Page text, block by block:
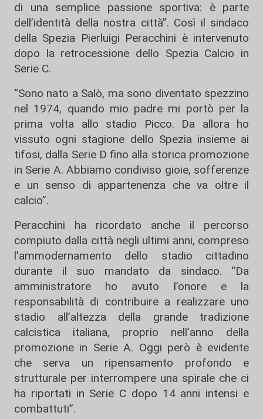
di una semplice passione sportiva: è parte
dell’identità della nostra città”. Così il sindaco
della Spezia Pierluigi Peracchini è intervenuto
dopo la retrocessione dello Spezia Calcio in
Serie C.
“Sono nato a Salò, ma sono diventato spezzino
nel 1974, quando mio padre mi portò per la
prima volta allo stadio Picco. Da allora ho
vissuto ogni stagione dello Spezia insieme ai
tifosi, dalla Serie D fino alla storica promozione
in Serie A. Abbiamo condiviso gioie, sofferenze
e un senso di appartenenza che va oltre il
calcio”.
Peracchini ha ricordato anche il percorso
compiuto dalla città negli ultimi anni, compreso
l’ammodernamento dello stadio cittadino
durante il suo mandato da sindaco. “Da
amministratore ho avuto l’onore e la
responsabilità di contribuire a realizzare uno
stadio all’altezza della grande tradizione
calcistica italiana, proprio nell’anno della
promozione in Serie A. Oggi però è evidente
che serva un ripensamento profondo e
strutturale per interrompere una spirale che ci
ha riportati in Serie C dopo 14 anni intensi e
combattuti”.